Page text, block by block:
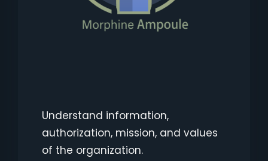
Understand information,
authorization, mission, and values
of the organization.